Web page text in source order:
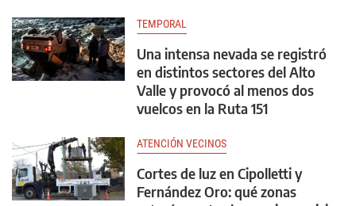
TEMPORAL
Una intensa nevada se registró
en distintos sectores del Alto
Valle y provocó al menos dos
vuelcos en la Ruta 151
ATENCIÓN VECINOS
Cortes de luz en Cipolletti y
Fernández Oro: qué zonas